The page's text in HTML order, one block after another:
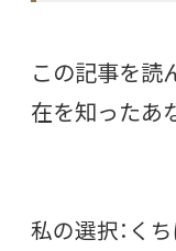
この記事を読
在を知ったあ
私の選択：く